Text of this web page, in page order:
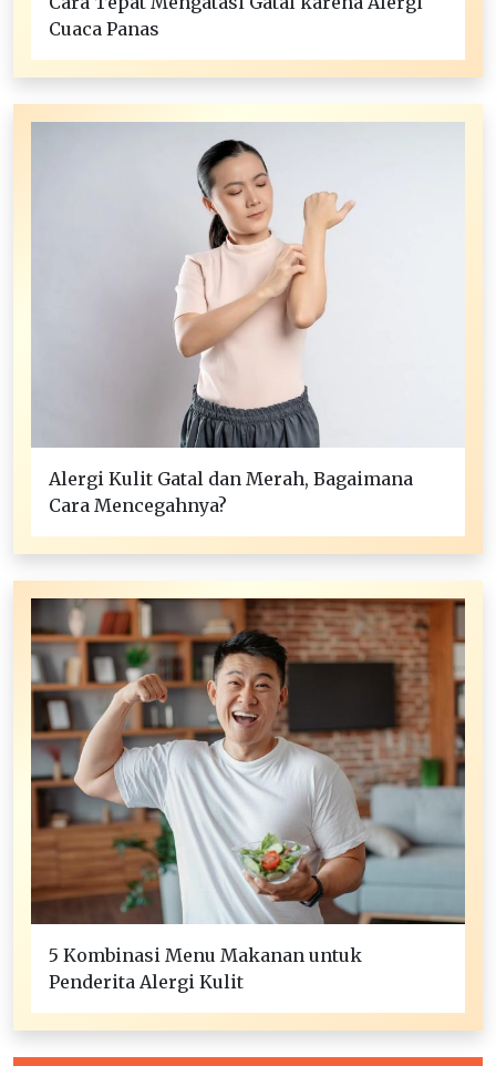
Cuaca Panas
Alergi Kulit Gatal dan Merah, Bagaimana
Cara Mencegahnya?
5 Kombinasi Menu Makanan untuk
Penderita Alergi Kulit